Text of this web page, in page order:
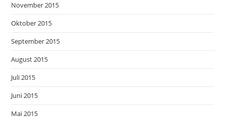
November 2015
Oktober 2015
September 2015
August 2015
Juli 2015
Juni 2015
Mai 2015